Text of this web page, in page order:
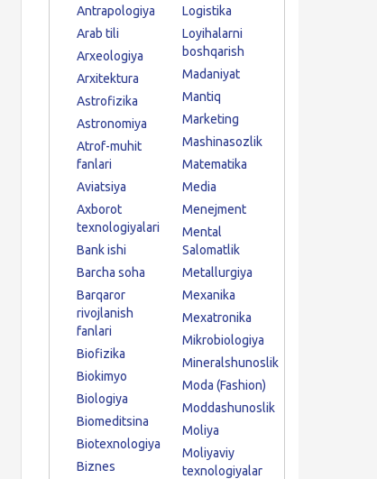
Antrapologiya
Arab tili
Arxeologiya
Arxitektura
Astrofizika
Astronomiya
Atrof-muhit
fanlari
Aviatsiya
Axborot
texnologiyalari
Bank ishi
Barcha soha
Barqaror
rivojlanish
fanlari
Biofizika
Biokimyo
Biologiya
Biomeditsina
Biotexnologiya
Biznes
Logistika
Loyihalarni
boshqarish
Madaniyat
Mantiq
Marketing
Mashinasozlik
Matematika
Media
Menejment
Mental
Salomatlik
Metallurgiya
Mexanika
Mexatronika
Mikrobiologiya
Mineralshunoslik
Moda (Fashion)
Moddashunoslik
Moliya
Moliyaviy
texnologiyalar